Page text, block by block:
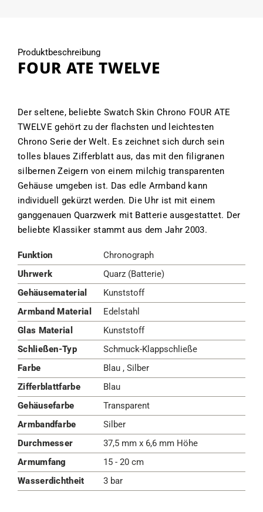
Produktbeschreibung
FOUR ATE TWELVE
Der seltene, beliebte Swatch Skin Chrono FOUR ATE
TWELVE gehört zu der flachsten und leichtesten
Chrono Serie der Welt. Es zeichnet sich durch sein
tolles blaues Zifferblatt aus, das mit den filigranen
silbernen Zeigern von einem milchig transparenten
Gehäuse umgeben ist. Das edle Armband kann
individuell gekürzt werden. Die Uhr ist mit einem
ganggenauen Quarzwerk mit Batterie ausgestattet. Der
beliebte Klassiker stammt aus dem Jahr 2003.
Funktion
Chronograph
Uhrwerk
Quarz (Batterie)
Gehäusematerial
Kunststoff
Armband Material
Edelstahl
Glas Material
Kunststoff
Schließen-Typ
Schmuck-Klappschließe
Farbe
Blau , Silber
Zifferblattfarbe
Blau
Gehäusefarbe
Transparent
Armbandfarbe
Silber
Durchmesser
37,5 mm x 6,6 mm Höhe
Armumfang
15 - 20 cm
Wasserdichtheit
3 bar